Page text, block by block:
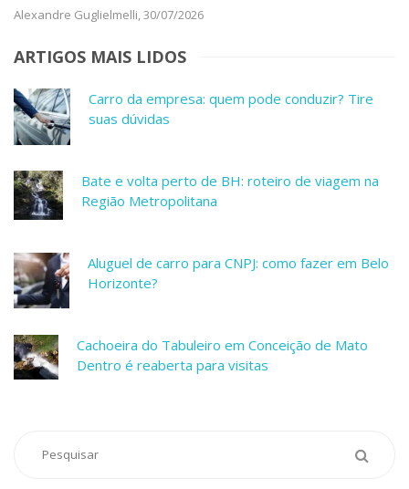
Alexandre Guglielmelli,30/07/2026
ARTIGOS MAIS LIDOS
Carro da empresa: quem pode conduzir? Tire
suas dúvidas
Bate e volta perto de BH: roteiro de viagem na
Região Metropolitana
Aluguel de carro para CNPJ: como fazer em Belo
Horizonte?
Cachoeira do Tabuleiro em Conceição de Mato
Dentro é reaberta para visitas